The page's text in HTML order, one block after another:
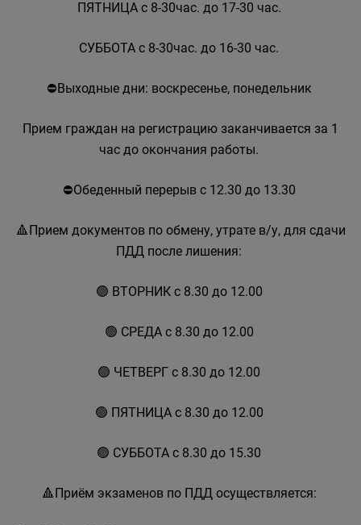
ПЯТНИЦА с 8-30час. до 17-30 час.
СУББОТА с 8-30час. до 16-30 час.
⛔Выходные дни: воскресенье, понедельник
Прием граждан на регистрацию заканчивается за 1
час до окончания работы.
⛔Обеденный перерыв с 12.30 до 13.30
🔺Прием документов по обмену, утрате в/у, для сдачи
ПДД после лишения:
🟢 ВТОРНИК с 8.30 до 12.00
🟢 СРЕДА с 8.30 до 12.00
🟢 ЧЕТВЕРГ с 8.30 до 12.00
🟢 ПЯТНИЦА с 8.30 до 12.00
🟢 СУББОТА с 8.30 до 15.30
🔺Приём экзаменов по ПДД осуществляется: